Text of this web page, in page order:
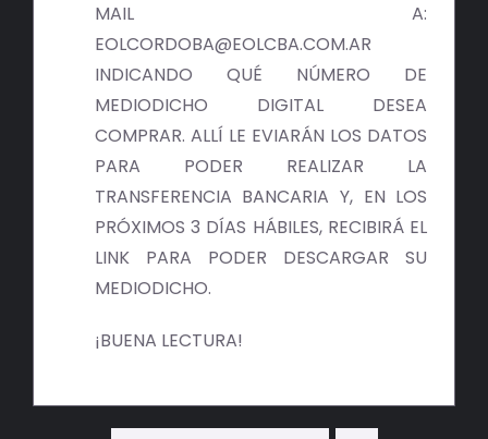
MAIL A:
EOLCORDOBA@EOLCBA.COM.AR
INDICANDO QUÉ NÚMERO DE
MEDIODICHO DIGITAL DESEA
COMPRAR. ALLÍ LE EVIARÁN LOS DATOS
PARA PODER REALIZAR LA
TRANSFERENCIA BANCARIA Y, EN LOS
PRÓXIMOS 3 DÍAS HÁBILES, RECIBIRÁ EL
LINK PARA PODER DESCARGAR SU
MEDIODICHO.
¡BUENA LECTURA!